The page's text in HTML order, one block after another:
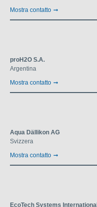
Mostra contatto
proH2O S.A.
Argentina
Mostra contatto
Aqua Dällikon AG
Svizzera
Mostra contatto
EcoTech Systems International